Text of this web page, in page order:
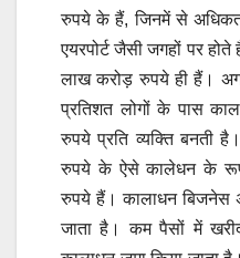
रुपये के हैं, जिनमें से
एयरपोर्ट जैसी जगहों पर
लाख करोड़ रुपये ही हैं।
प्रतिशत लोगों के पास
रुपये प्रति व्यक्ति बनती
रुपये के ऐसे कालेधन के रूप
रुपये हैं। कालाधन बिजनेस
जाता है। कम पैसों में